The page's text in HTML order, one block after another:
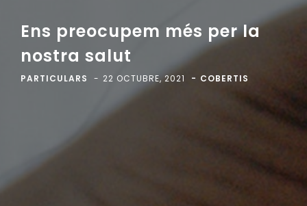
Ens preocupem més per la
nostra salut
PARTICULARS 22 OCTUBRE, 2021 COBERTIS